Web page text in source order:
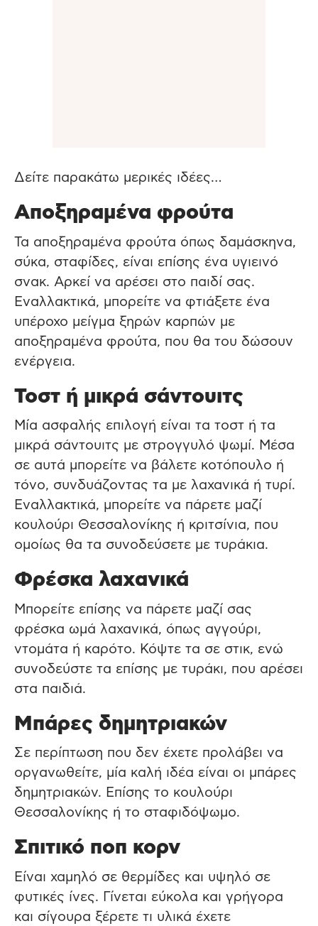
Δείτε παρακάτω μερικές ιδέες…
Αποξηραμένα φρούτα
Τα αποξηραμένα φρούτα όπως δαμάσκηνα,
σύκα, σταφίδες, είναι επίσης ένα υγιεινό
σνακ. Αρκεί να αρέσει στο παιδί σας.
Εναλλακτικά, μπορείτε να φτιάξετε ένα
υπέροχο μείγμα ξηρών καρπών με
αποξηραμένα φρούτα, που θα του δώσουν
ενέργεια.
Τοστ ή μικρά σάντουιτς
Μία ασφαλής επιλογή είναι τα τοστ ή τα
μικρά σάντουιτς με στρογγυλό ψωμί. Μέσα
σε αυτά μπορείτε να βάλετε κοτόπουλο ή
τόνο, συνδυάζοντας τα με λαχανικά ή τυρί.
Εναλλακτικά, μπορείτε να πάρετε μαζί
κουλούρι Θεσσαλονίκης ή κριτσίνια, που
ομοίως θα τα συνοδεύσετε με τυράκια.
Φρέσκα λαχανικά
Μπορείτε επίσης να πάρετε μαζί σας
φρέσκα ωμά λαχανικά, όπως αγγούρι,
ντομάτα ή καρότο. Κόψτε τα σε στικ, ενώ
συνοδεύστε τα επίσης με τυράκι, που αρέσει
στα παιδιά.
Μπάρες δημητριακών
Σε περίπτωση που δεν έχετε προλάβει να
οργανωθείτε, μία καλή ιδέα είναι οι μπάρες
δημητριακών. Επίσης το κουλούρι
Θεσσαλονίκης ή το σταφιδόψωμο.
Σπιτικό ποπ κορν
Είναι χαμηλό σε θερμίδες και υψηλό σε
φυτικές ίνες. Γίνεται εύκολα και γρήγορα
και σίγουρα ξέρετε τι υλικά έχετε